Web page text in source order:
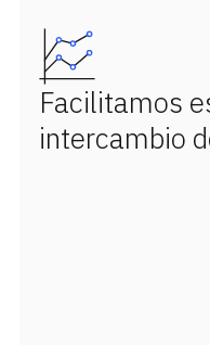
Facilitamos
intercambio